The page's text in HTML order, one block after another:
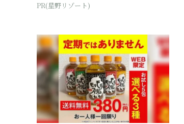
PR(星野リゾート)